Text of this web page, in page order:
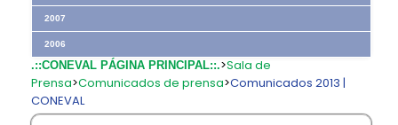
2007
2006
.::CONEVAL PÁGINA PRINCIPAL::.>Sala de
Prensa>Comunicados de prensa>Comunicados 2013 |
CONEVAL